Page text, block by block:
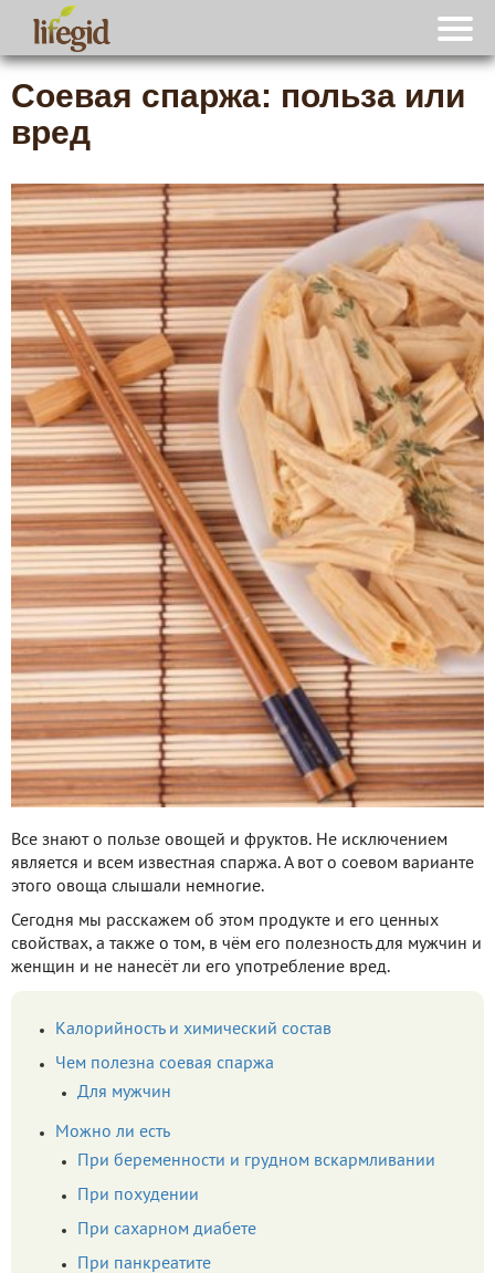
Соевая спаржа: польза или
вред
Все знают о пользе овощей и фруктов. Не исключением
является и всем известная спаржа. А вот о соевом варианте
этого овоща слышали немногие.
Сегодня мы расскажем об этом продукте и его ценных
свойствах, а также о том, в чём его полезность для мужчин и
женщин и не нанесёт ли его употребление вред.
Калорийность и химический состав
Чем полезна соевая спаржа
Для мужчин
Можно ли есть
При беременности и грудном вскармливании
При похудении
При сахарном диабете
При панкреатите